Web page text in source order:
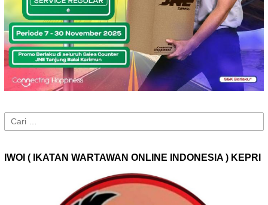
Cari
untuk:
IWOI ( IKATAN WARTAWAN ONLINE INDONESIA ) KEPRI